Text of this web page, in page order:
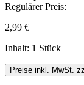
Regulärer Preis:
2,99 €
Inhalt: 1 Stück
Preise inkl. MwSt.